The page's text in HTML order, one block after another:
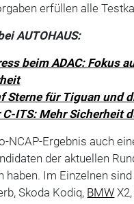
erfüllen alle
AUTOHAUS:
beim ADAC: Fokus
Sterne für Tiguan und
C-ITS: Mehr Sicherheit
NCAP-Ergebnis auch
der aktuellen
haben. Im Einzelnen
Skoda Kodiq, BMW X2,